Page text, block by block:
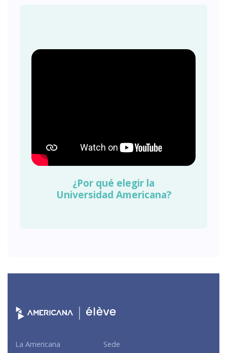
¿Por qué elegir la
Universidad Americana?
La Americana
Sede